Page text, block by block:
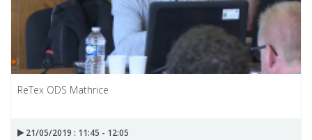
ReTex ODS Mathrice
21/05/2019 : 11:45 - 12:05